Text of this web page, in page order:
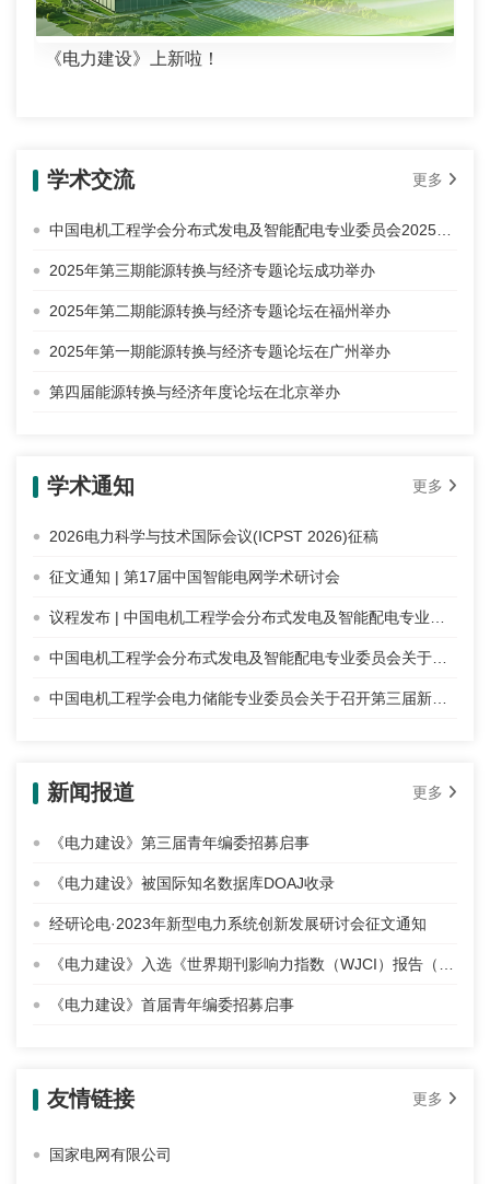
《电力建设》上新啦！
学术交流 更多
2025年第三期能源转换与经济专题论坛成功举办
2025年第二期能源转换与经济专题论坛在福州举办
2025年第一期能源转换与经济专题论坛在广州举办
第四届能源转换与经济年度论坛在北京举办
学术通知 更多
2026电力科学与技术国际会议(ICPST 2026)征稿
征文通知 | 第17届中国智能电网学术研讨会
新闻报道 更多
《电力建设》第三届青年编委招募启事
《电力建设》被国际知名数据库DOAJ收录
经研论电·2023年新型电力系统创新发展研讨会征文通知
《电力建设》首届青年编委招募启事
友情链接 更多
国家电网有限公司